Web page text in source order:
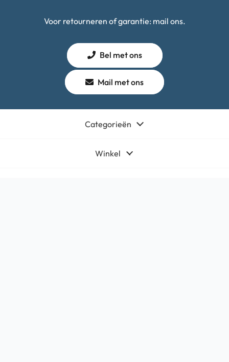
Voor retourneren of garantie: mail ons.
Bel met ons
Mail met ons
Categorieën
Winkel